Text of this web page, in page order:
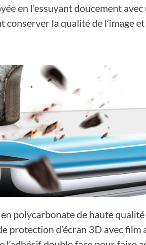
en l’essuyant doucement
la qualité de l’image
polycarbonate de haute
protection d’écran 3D avec